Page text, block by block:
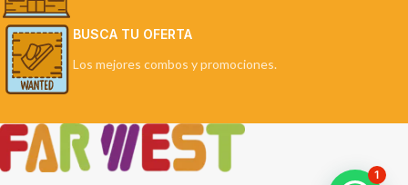
BUSCA TU OFERTA
Los mejores combos y promociones.
1